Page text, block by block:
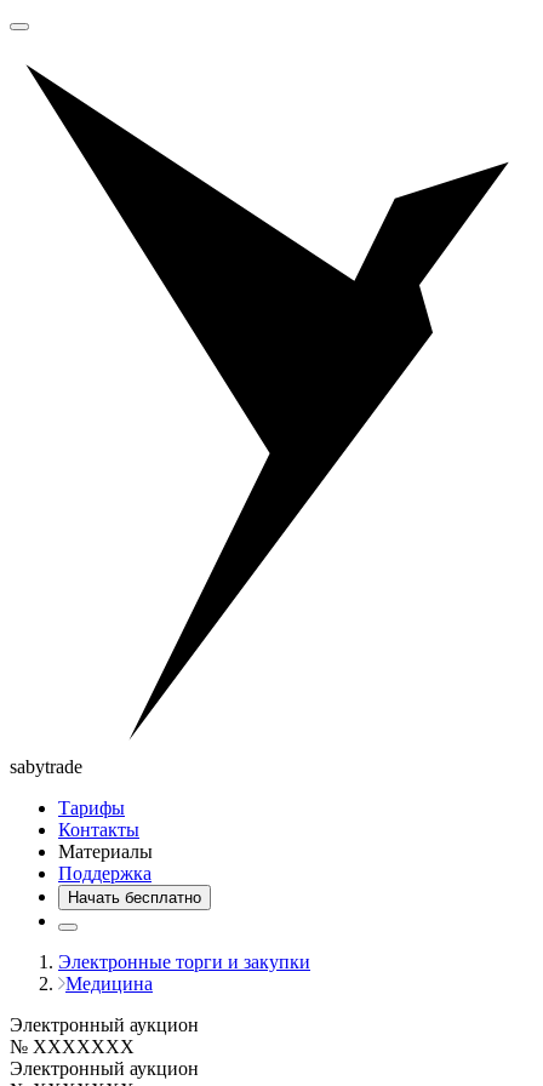
sabytrade
Тарифы
Контакты
Материалы
Поддержка
Начать бесплатно
Электронные торги и закупки
Медицина
Электронный аукцион
№ XXXXXXX
Электронный аукцион